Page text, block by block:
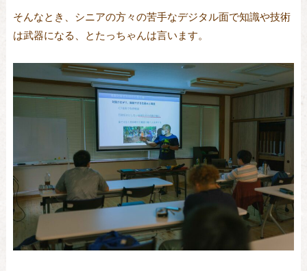
そんなとき、シニアの方々の苦手なデジタル面で知識や技術
は武器になる、とたっちゃんは言います。